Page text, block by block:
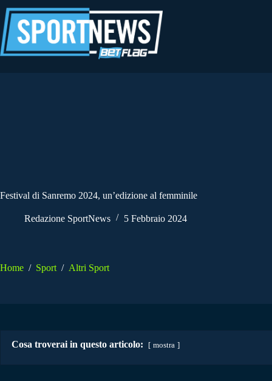
al
contenuto
Festival di Sanremo 2024, un’edizione al femminile
Redazione SportNews 5 Febbraio 2024
Home / Sport / Altri Sport
Cosa troverai in questo articolo: mostra